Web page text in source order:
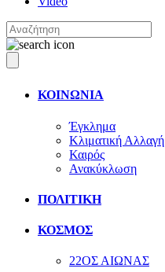
ΚΟΙΝΩΝΙΑ
Έγκλημα
Κλιματική Αλλαγή
Καιρός
Ανακύκλωση
ΠΟΛΙΤΙΚΗ
ΚΟΣΜΟΣ
22ΟΣ ΑΙΩΝΑΣ